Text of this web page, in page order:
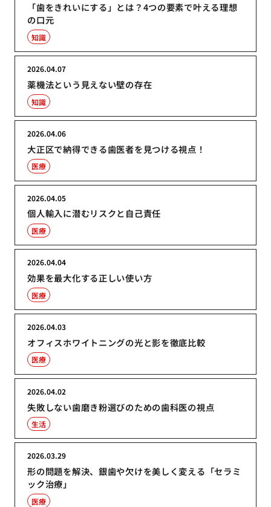
「歯をきれいにする」とは？4つの要素で叶える理想
の口元
知識
薬機法という見えない壁の存在
2026.04.07
知識
大正区で納得できる歯医者を見つける視点！
2026.04.06
医療
個人輸入に潜むリスクと自己責任
2026.04.05
医療
効果を最大化する正しい使い方
2026.04.04
医療
オフィスホワイトニングの光と影を徹底比較
2026.04.03
医療
失敗しない歯磨き粉選びのための歯科医の視点
2026.04.02
生活
形の問題を解決、銀歯や欠けを美しく変える「セラミ
ック治療」
2026.03.29
医療